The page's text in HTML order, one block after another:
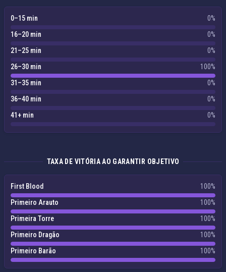
0–15 min
0%
16–20 min
0%
21–25 min
0%
26–30 min
100%
31–35 min
0%
36–40 min
0%
41+ min
0%
TAXA DE VITÓRIA AO GARANTIR OBJETIVO
First Blood
100%
Primeiro Arauto
100%
Primeira Torre
100%
Primeiro Dragão
100%
Primeiro Barão
100%